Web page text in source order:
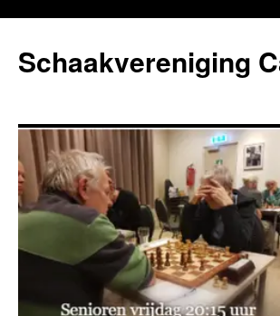
de
inhoud
Schaakvereniging